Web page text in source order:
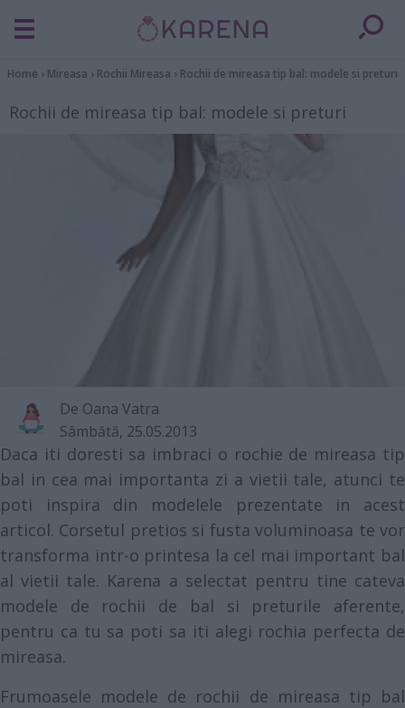
Home › Mireasa › Rochii Mireasa › Rochii de mireasa tip bal: modele si preturi
Rochii de mireasa tip bal: modele si preturi
De Oana Vatra
Sâmbătă, 25.05.2013
Daca iti doresti sa imbraci o rochie de mireasa tip
bal in cea mai importanta zi a vietii tale, atunci te
poti inspira din modelele prezentate in acest
articol. Corsetul pretios si fusta voluminoasa te vor
transforma intr-o printesa la cel mai important bal
al vietii tale. Karena a selectat pentru tine cateva
modele de rochii de bal si preturile aferente,
pentru ca tu sa poti sa iti alegi rochia perfecta de
mireasa.
Frumoasele modele de rochii de mireasa tip bal